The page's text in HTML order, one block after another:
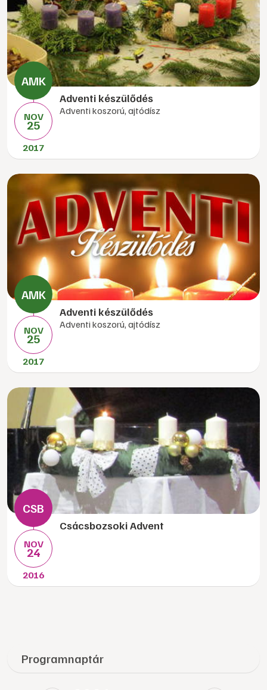
NOV
25
2017
Adventi készülődés
Adventi koszorú, ajtódísz
NOV
25
2017
Adventi készülődés
Adventi koszorú, ajtódísz
NOV
24
2016
Csácsbozsoki Advent
Programnaptár